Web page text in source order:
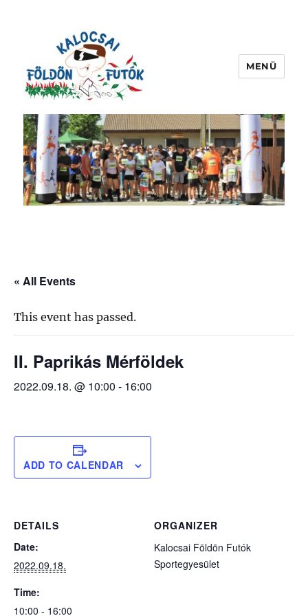
kalocsaifoldonfutok.hu
MENÜ
« All Events
This event has passed.
II. Paprikás Mérföldek
2022.09.18. @ 10:00 - 16:00
ADD TO CALENDAR
DETAILS
Date:
2022.09.18.
Time:
10:00 - 16:00
ORGANIZER
Kalocsai Földön Futók
Sportegyesület